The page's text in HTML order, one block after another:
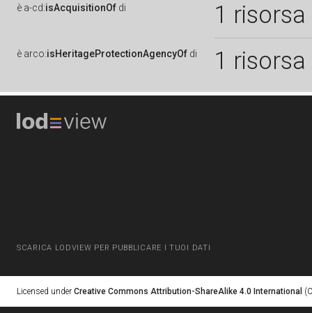
è a-cd:isAcquisitionOf di 1 risorsa
è arco:isHeritageProtectionAgencyOf di 1 risorsa
SCARICA LODVIEW PER PUBBLICARE I TUOI DATI
Licensed under Creative Commons Attribution-ShareAlike 4.0 International